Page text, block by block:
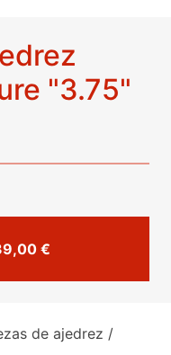
de ajedrez /
"3.75"
Comprar por 239,00 €